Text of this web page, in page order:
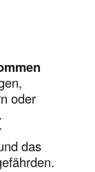
oder
das